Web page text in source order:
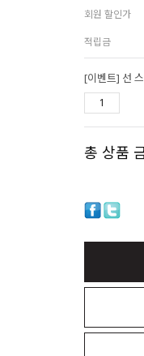
회원 할인가
적립금
[이벤트] 선
총 상품